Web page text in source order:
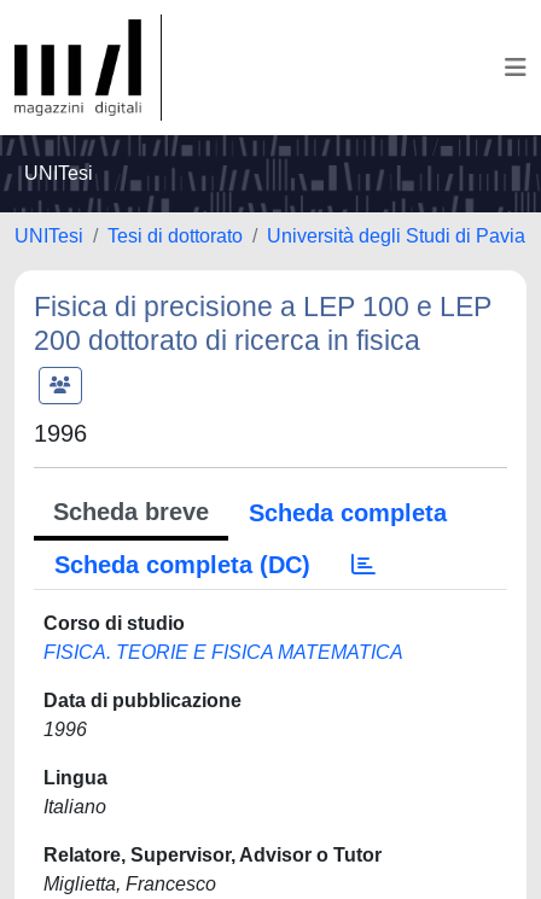
UNITesi
UNITesi Tesi di dottorato Università degli Studi di Pavia
Fisica di precisione a LEP 100 e LEP
200 dottorato di ricerca in fisica
1996
Scheda breve
Scheda completa
Scheda completa (DC)
Corso di studio
FISICA. TEORIE E FISICA MATEMATICA
Data di pubblicazione
1996
Lingua
Italiano
Relatore, Supervisor, Advisor o Tutor
Miglietta, Francesco